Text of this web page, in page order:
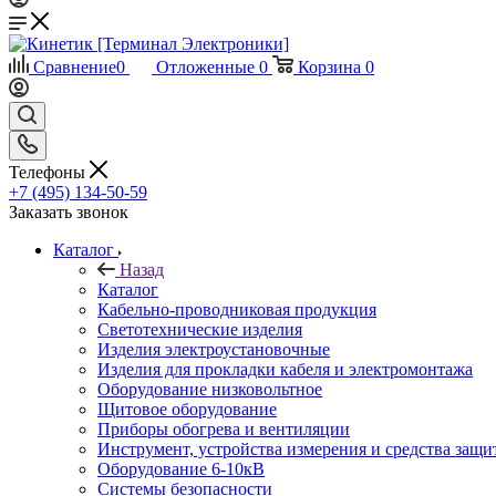
Сравнение0 Отложенные 0 Корзина 0
Телефоны
+7 (495) 134-50-59
Заказать звонок
Каталог
Назад
Каталог
Кабельно-проводниковая продукция
Светотехнические изделия
Изделия электроустановочные
Изделия для прокладки кабеля и электромонтажа
Оборудование низковольтное
Щитовое оборудование
Приборы обогрева и вентиляции
Инструмент, устройства измерения и средства
Оборудование 6-10кВ
Системы безопасности